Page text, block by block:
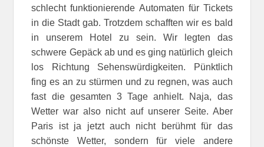
schlecht funktionierende Automaten für Tickets
in die Stadt gab. Trotzdem schafften wir es bald
in unserem Hotel zu sein. Wir legten das
schwere Gepäck ab und es ging natürlich gleich
los Richtung Sehenswürdigkeiten. Pünktlich
fing es an zu stürmen und zu regnen, was auch
fast die gesamten 3 Tage anhielt. Naja, das
Wetter war also nicht auf unserer Seite. Aber
Paris ist ja jetzt auch nicht berühmt für das
schönste Wetter, sondern für viele andere